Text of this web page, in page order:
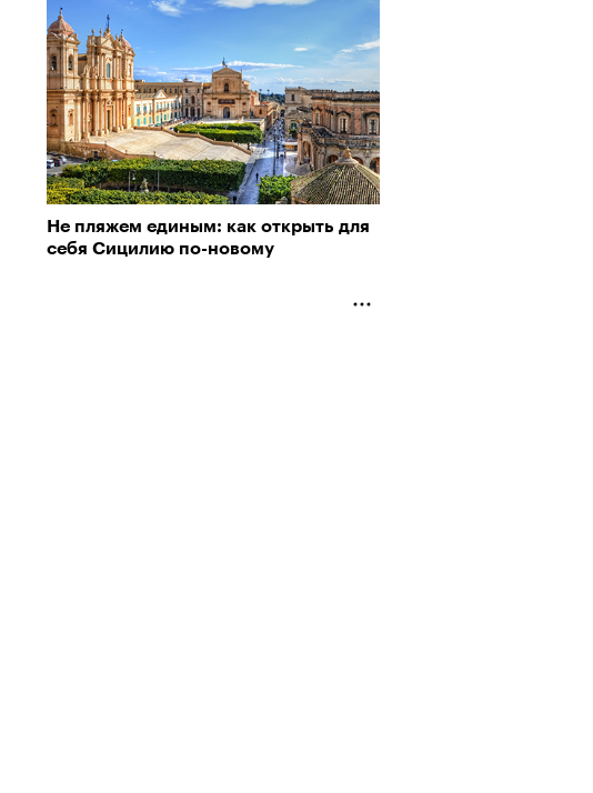
Не пляжем единым: как открыть для
себя Сицилию по-новому